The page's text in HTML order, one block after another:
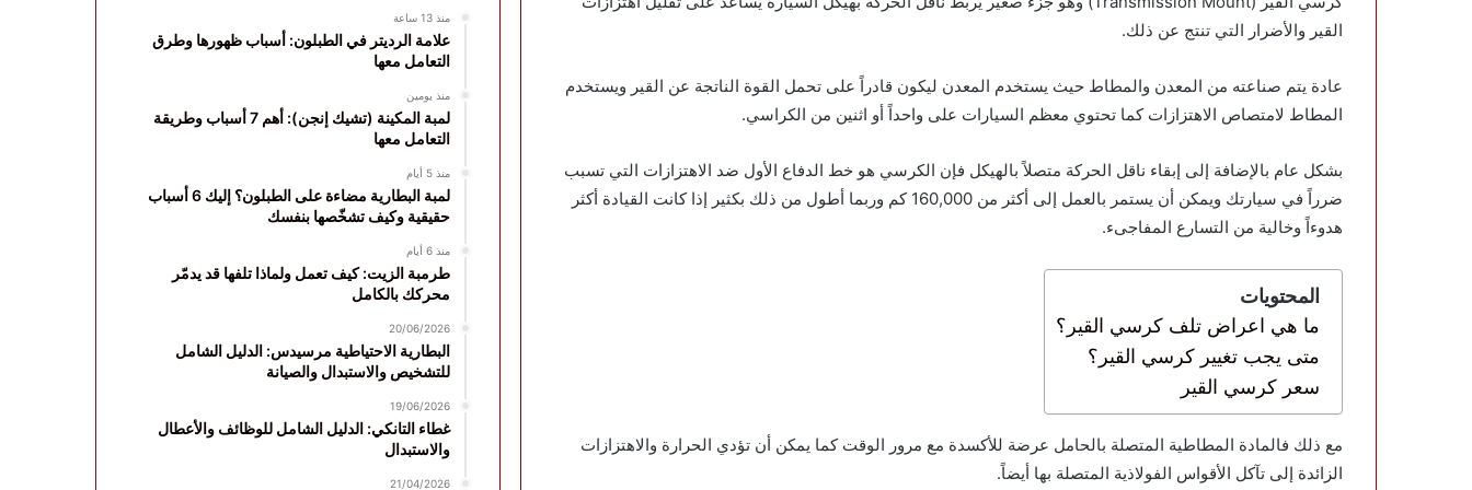
القير والأضرار التي تنتج عن ذلك.
عادة يتم صناعته من المعدن والمطاط حيث يستخدم المعدن ليكون قادراً على تحمل القوة الناتجة عن القير ويستخدم
المطاط لامتصاص الاهتزازات كما تحتوي معظم السيارات على واحداً أو اثنين من الكراسي.
بشكل عام بالإضافة إلى إبقاء ناقل الحركة متصلاً بالهيكل فإن الكرسي هو خط الدفاع الأول ضد الاهتزازات التي تسبب
ضرراً في سيارتك ويمكن أن يستمر بالعمل إلى أكثر من 160,000 كم وربما أطول من ذلك بكثير إذا كانت القيادة أكثر
هدوءاً وخالية من التسارع المفاجىء.
المحتويات
ما هي اعراض تلف كرسي القير؟
متى يجب تغيير كرسي القير؟
سعر كرسي القير
مع ذلك فالمادة المطاطية المتصلة بالحامل عرضة للأكسدة مع مرور الوقت كما يمكن أن تؤدي الحرارة والاهتزازات
الزائدة إلى تآكل الأقواس الفولاذية المتصلة بها أيضاً.
منذ 13 ساعة
علامة الرديتر في الطبلون: أسباب ظهورها وطرق
التعامل معها
منذ يومين
لمبة المكينة (تشيك إنجن): أهم 7 أسباب وطريقة
التعامل معها
منذ 5 أيام
لمبة البطارية مضاءة على الطبلون؟ إليك 6 أسباب
حقيقية وكيف تشخّصها بنفسك
منذ 6 أيام
طرمبة الزيت: كيف تعمل ولماذا تلفها قد يدمّر
محركك بالكامل
20/06/2026
البطارية الاحتياطية مرسيدس: الدليل الشامل
للتشخيص والاستبدال والصيانة
19/06/2026
غطاء التانكي: الدليل الشامل للوظائف والأعطال
والاستبدال
21/04/2026